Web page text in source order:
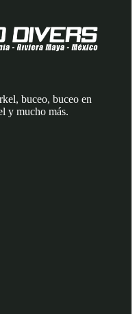
buceo, buceo en
y mucho más.